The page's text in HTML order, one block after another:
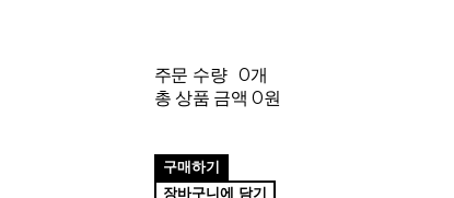
주문 수량 0개
총 상품 금액 0원
구매하기
장바구니에 담기